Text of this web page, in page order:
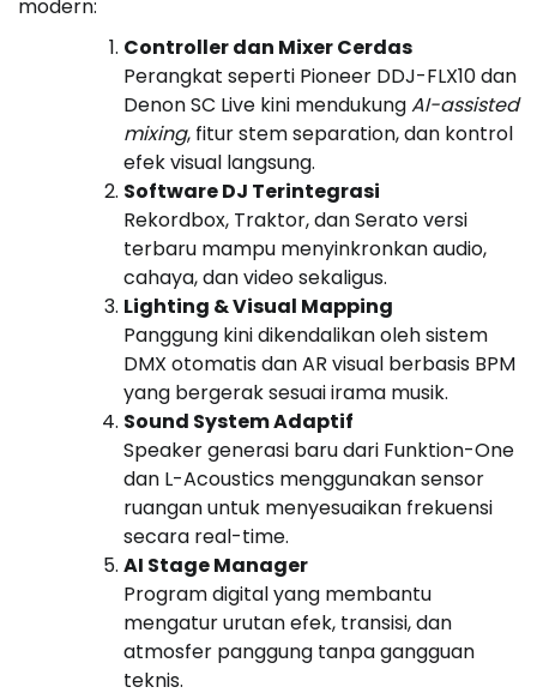
modern:
Controller dan Mixer Cerdas
Perangkat seperti Pioneer DDJ-FLX10 dan
Denon SC Live kini mendukungAI-assisted
mixing, fitur stem separation, dan kontrol
efek visual langsung.
Software DJ Terintegrasi
Rekordbox, Traktor, dan Serato versi
terbaru mampu menyinkronkan audio,
cahaya, dan video sekaligus.
Lighting & Visual Mapping
Panggung kini dikendalikan oleh sistem
DMX otomatis dan AR visual berbasis BPM
yang bergerak sesuai irama musik.
Sound System Adaptif
Speaker generasi baru dari Funktion-One
dan L-Acoustics menggunakan sensor
ruangan untuk menyesuaikan frekuensi
secara real-time.
AI Stage Manager
Program digital yang membantu
mengatur urutan efek, transisi, dan
atmosfer panggung tanpa gangguan
teknis.